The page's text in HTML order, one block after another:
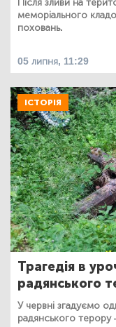
Після зливи на
меморіального
поховань.
05 липня, 11:29
ІСТОРІЯ
Трагедія в
радянського
У червні згадуємо
радянського терору